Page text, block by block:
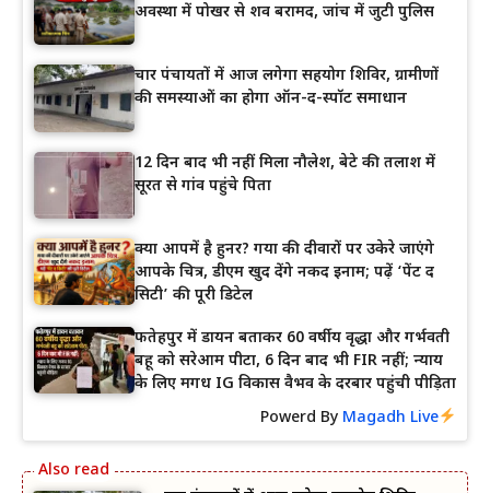
अवस्था में पोखर से शव बरामद, जांच में जुटी पुलिस
चार पंचायतों में आज लगेगा सहयोग शिविर, ग्रामीणों
की समस्याओं का होगा ऑन-द-स्पॉट समाधान
12 दिन बाद भी नहीं मिला नौलेश, बेटे की तलाश में
सूरत से गांव पहुंचे पिता
क्या आपमें है हुनर? गया की दीवारों पर उकेरे जाएंगे
आपके चित्र, डीएम खुद देंगे नकद इनाम; पढ़ें ‘पेंट द
सिटी’ की पूरी डिटेल
फतेहपुर में डायन बताकर 60 वर्षीय वृद्धा और गर्भवती
बहू को सरेआम पीटा, 6 दिन बाद भी FIR नहीं; न्याय
के लिए मगध IG विकास वैभव के दरबार पहुंची पीड़िता
Powerd By Magadh Live